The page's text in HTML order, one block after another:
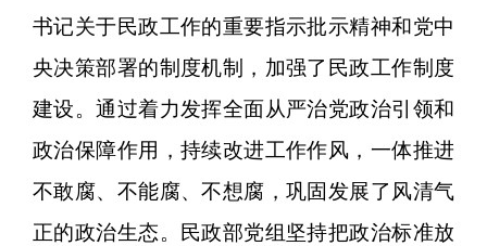
书记关于民政工作的重要指示批示精神和党中
央决策部署的制度机制，加强了民政工作制度
建设。通过着力发挥全面从严治党政治引领和
政治保障作用，持续改进工作作风，一体推进
不敢腐、不能腐、不想腐，巩固发展了风清气
正的政治生态。民政部党组坚持把政治标准放